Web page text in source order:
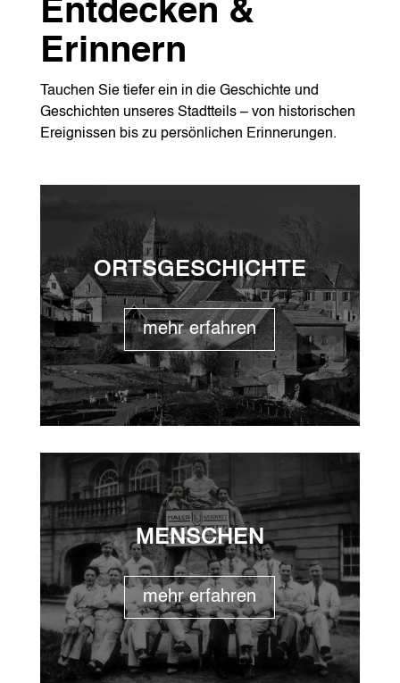
Entdecken &
Erinnern
Tauchen Sie tiefer ein in die Geschichte und
Geschichten unseres Stadtteils – von historischen
Ereignissen bis zu persönlichen Erinnerungen.
ORTSGESCHICHTE
mehr erfahren
MENSCHEN
mehr erfahren